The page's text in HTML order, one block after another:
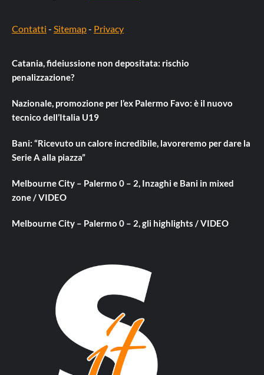
Contatti - Sitemap- Privacy
Catania, fideiussione non depositata: rischio
penalizzazione?
Nazionale, promozione per l’ex Palermo Favo: è il nuovo
tecnico dell’Italia U19
Bani: “Ricevuto un calore incredibile, lavoreremo per dare la
Serie A alla piazza”
Melbourne City – Palermo 0 – 2, Inzaghi e Bani in mixed
zone / VIDEO
Melbourne City – Palermo 0 – 2, gli highlights / VIDEO